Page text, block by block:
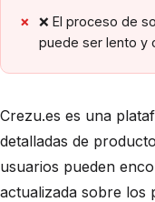
❌ El proceso de
puede ser lento y
Crezu.es es una
detalladas de
usuarios pueden
actualizada sobre los